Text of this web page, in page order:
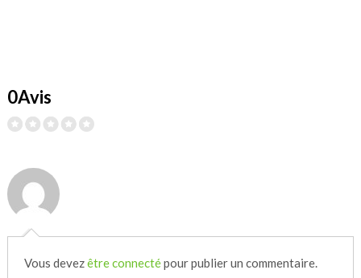
0Avis
Vous devezêtre connectépour publier un commentaire.